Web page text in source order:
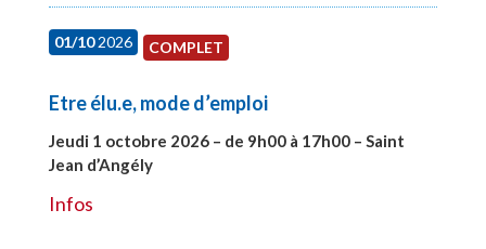
01/102026 COMPLET
Etre élu.e, mode d’emploi
Jeudi 1 octobre 2026 – de 9h00 à 17h00 – Saint
Jean d’Angély
Infos